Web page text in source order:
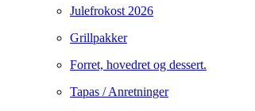
Julefrokost 2026
Grillpakker
Forret, hovedret og dessert.
Tapas / Anretninger